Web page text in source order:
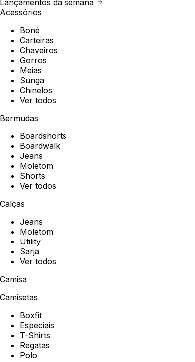
Lançamentos da semana
Acessórios
Boné
Carteiras
Chaveiros
Gorros
Meias
Sunga
Chinelos
Ver todos
Bermudas
Boardshorts
Boardwalk
Jeans
Moletom
Shorts
Ver todos
Calças
Jeans
Moletom
Utility
Sarja
Ver todos
Camisa
Camisetas
Boxfit
Especiais
T-Shirts
Regatas
Polo